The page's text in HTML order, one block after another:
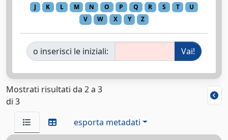
J
K L M N O P Q R S T
U
V
W X Y Z
o inserisci le iniziali:
Mostrati risultati da 2 a 3
di 3
esporta metadati